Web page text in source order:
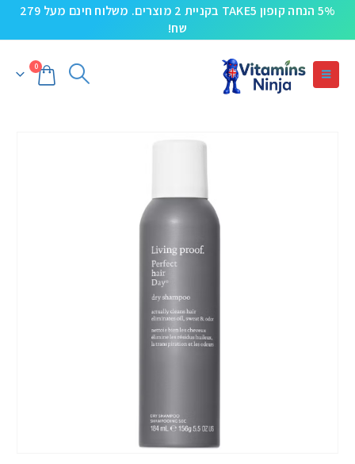
5% הנחה קופון TAKE5 בקניית 2 מוצרים. משלוח חינם מעל 279
שח!
0